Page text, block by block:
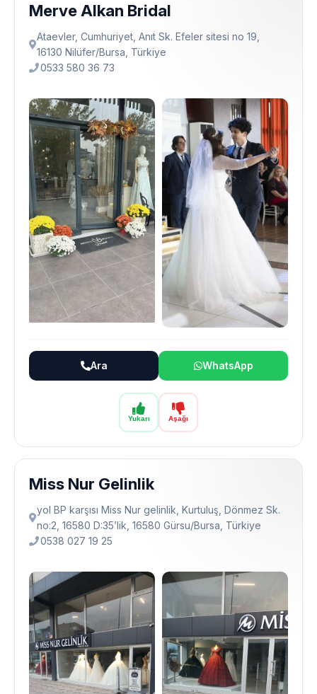
Yukarı Aşağı
Merve Alkan Bridal
Ataevler, Cumhuriyet, Anıt Sk. Efeler sitesi no 19,
16130 Ni̇lüfer/Bursa, Türkiye
0533 580 36 73
Ara WhatsApp
Miss Nur Gelinlik
yol BP karşısı Miss Nur gelinlik, Kurtuluş, Dönmez Sk.
no:2, 16580 D:35’lik, 16580 Gürsu/Bursa, Türkiye
0538 027 19 25